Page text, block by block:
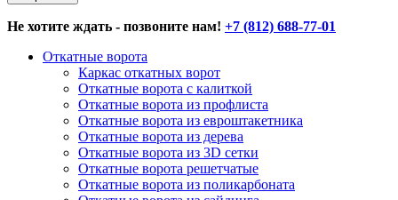
Не хотите ждать - позвоните нам! +7 (812) 688-77-01
Откатные ворота
Каркас откатных ворот
Откатные ворота с калиткой
Откатные ворота из профлиста
Откатные ворота из евроштакетника
Откатные ворота из дерева
Откатные ворота из 3D сетки
Откатные ворота решетчатые
Откатные ворота из поликарбоната